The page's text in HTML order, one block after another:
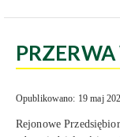
Opublikowano: 19 maj
Rejonowe